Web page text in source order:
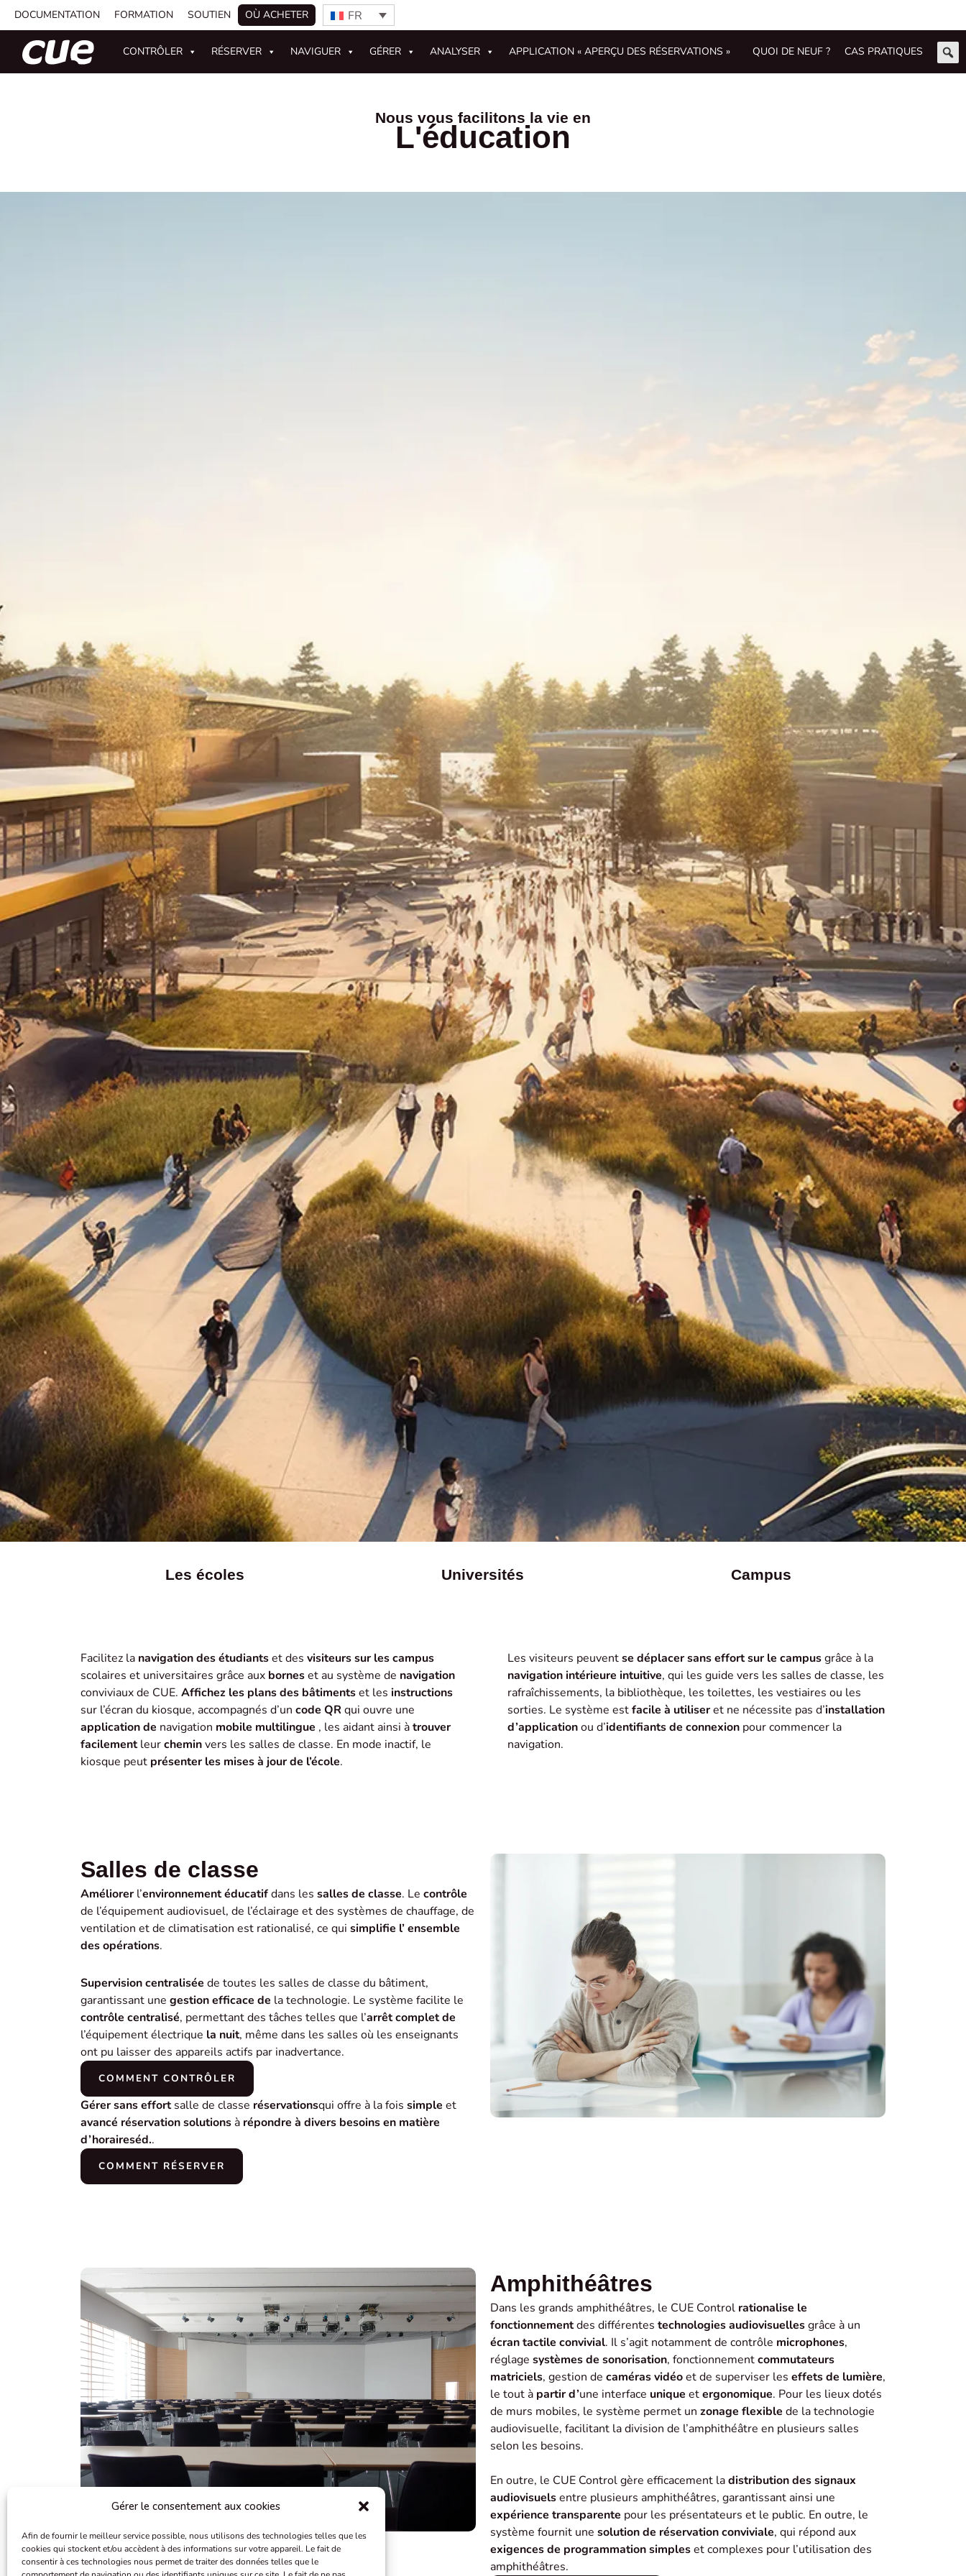
Gérer le consentement aux cookies
Afin de fournir le meilleur service possible, nous utilisons des technologies telles que les
cookies qui stockent et/ou accèdent à des informations sur votre appareil. Le fait de
consentir à ces technologies nous permet de traiter des données telles que le
DOCUMENTATION FORMATION SOUTIEN OÙ ACHETER FR
CONTRÔLER RÉSERVER NAVIGUER GÉRER ANALYSER CAS PRATIQUES
QUOI DE NEUF ?
APPLICATION « APERÇU DES RÉSERVATIONS »
Nous vous facilitons la vie en
L'éducation
Les écoles Universités Campus
Facilitez la navigation des étudiantset des visiteurs sur lescampus
scolaires et universitaires grâce aux borneset au système de navigation
conviviaux de CUE. Affichez les plans des bâtimentset les instructions
sur l’écran du kiosque, accompagnés d’un code QR qui ouvre une
application de navigation mobile multilingue , les aidant ainsi àtrouver
facilementleurcheminvers les salles de classe. En mode inactif, le
kiosque peut présenter les mises à jour de l’école.
Les visiteurs peuventse déplacer sans effort sur le campusgrâce à la
navigation intérieure intuitive, qui les guide vers les salles de classe, les
rafraîchissements, la bibliothèque, les toilettes, les vestiaires ou les
sorties. Le système estfacile à utiliseret ne nécessite pas d’installation
d’applicationou d’identifiants de connexionpour commencer la
navigation.
Salles de classe
Améliorerl’environnement éducatifdans les salles de classe. Le contrôle
de l’équipement audiovisuel, de l’éclairage et des systèmes de chauffage, de
ventilation et de climatisation est rationalisé, ce qui simplifie l’ensemble
des opérations.
Supervision centralisée de toutes les salles de classe du bâtiment,
garantissant une gestion efficace de la technologie. Le système facilite le
contrôle centralisé, permettant des tâches telles que l’arrêt complet de
l’équipement électrique la nuit, même dans les salles où les enseignants
ont pu laisser des appareils actifs par inadvertance.
COMMENT CONTRÔLER
Gérer sans effortsalle de classe réservationsqui offre à la fois simple et
avancé réservationsolutions à répondre à divers besoins en matière
d’horaireséd..
COMMENT RÉSERVER
Amphithéâtres
Dans les grands amphithéâtres, le CUE Control rationalise le
fonctionnementdes différentes technologies audiovisuellesgrâce à un
écran tactile convivial. Il s’agit notamment de contrôle microphones,
réglage systèmes de sonorisation, fonctionnementcommutateurs
matriciels, gestion de caméras vidéoet de superviser les effets de lumière,
le tout à partir d’une interface unique etergonomique. Pour les lieux dotés
de murs mobiles, le système permet un zonage flexible de la technologie
audiovisuelle, facilitant la division de l’amphithéâtre en plusieurs salles
selon les besoins.
En outre, le CUE Control gère efficacement ladistributiondes signaux
audiovisuelsentre plusieurs amphithéâtres, garantissant ainsi une
expérience transparente pour les présentateurs et le public. En outre, le
système fournit une solution de réservation conviviale, qui répond aux
exigences de programmationsimpleset complexes pour l’utilisation des
amphithéâtres.